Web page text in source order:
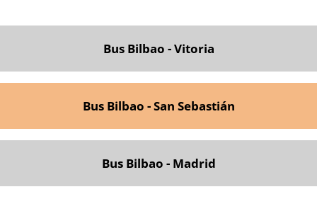
Bus Bilbao - Vitoria
Bus Bilbao - San Sebastián
Bus Bilbao - Madrid